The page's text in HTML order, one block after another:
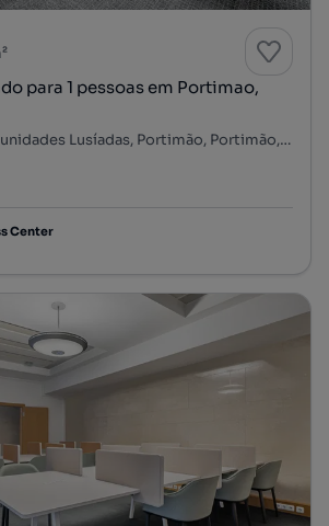
para 1 pessoas em Portimao,
Avenida das Comunidades Lusíadas, Portimão, Portimão, Faro
Center